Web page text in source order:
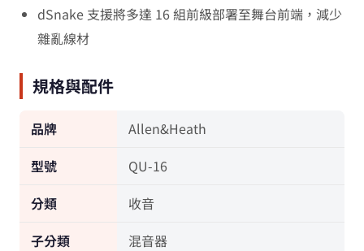
dSnake 支援將多達 16 組前級部署至舞台前端，減少
雜亂線材
規格與配件
品牌
Allen&Heath
型號
QU-16
分類
收音
子分類
混音器